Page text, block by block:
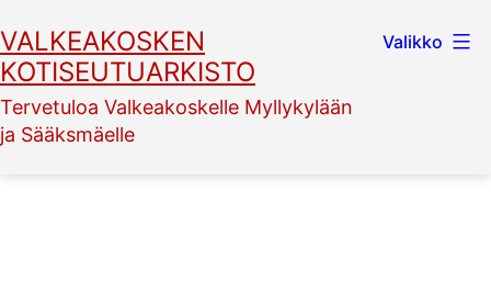
sisältöön
VALKEAKOSKEN
KOTISEUTUARKISTO
Tervetuloa Valkeakoskelle Myllykylään
ja Sääksmäelle
Valikko